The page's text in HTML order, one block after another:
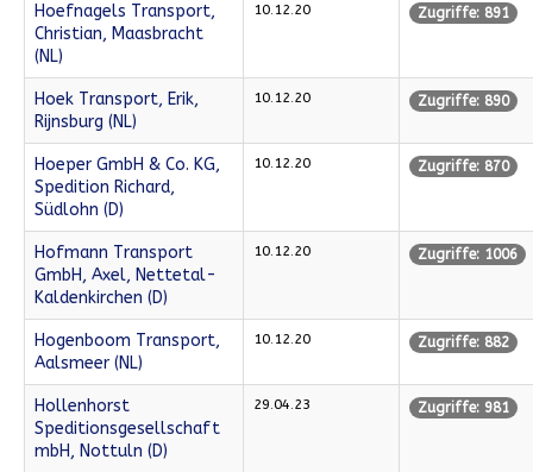
Hoefnagels Transport,
Christian, Maasbracht
(NL)
10.12.20 Zugriffe: 891
Hoek Transport, Erik,
Rijnsburg (NL)
10.12.20 Zugriffe: 890
Hoeper GmbH & Co. KG,
Spedition Richard,
Südlohn (D)
10.12.20 Zugriffe: 870
Hofmann Transport
GmbH, Axel, Nettetal-
Kaldenkirchen (D)
10.12.20 Zugriffe: 1006
Hogenboom Transport,
Aalsmeer (NL)
10.12.20 Zugriffe: 882
Hollenhorst
Speditionsgesellschaft
mbH, Nottuln (D)
29.04.23 Zugriffe: 981